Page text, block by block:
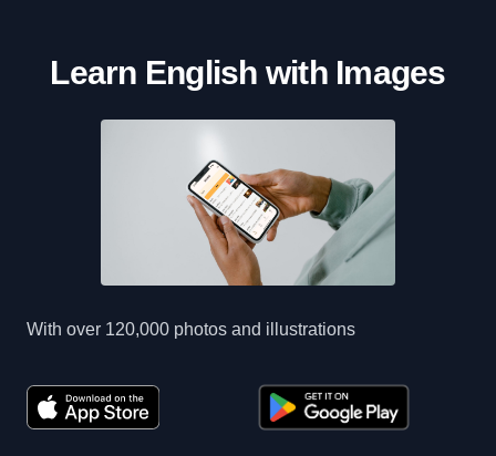
Learn English with Images
With over 120,000 photos and illustrations